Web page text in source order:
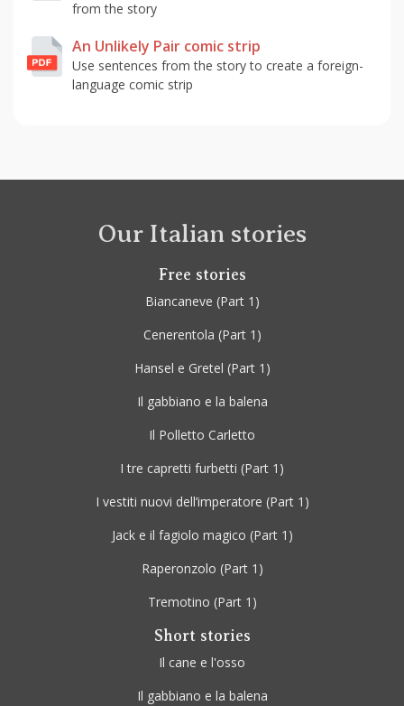
from the story
An Unlikely Pair comic strip
Use sentences from the story to create a foreign-
language comic strip
Our Italian stories
Free stories
Biancaneve (Part 1)
Cenerentola (Part 1)
Hansel e Gretel (Part 1)
Il gabbiano e la balena
Il Polletto Carletto
I tre capretti furbetti (Part 1)
I vestiti nuovi dell’imperatore (Part 1)
Jack e il fagiolo magico (Part 1)
Raperonzolo (Part 1)
Tremotino (Part 1)
Short stories
Il cane e l'osso
Il gabbiano e la balena